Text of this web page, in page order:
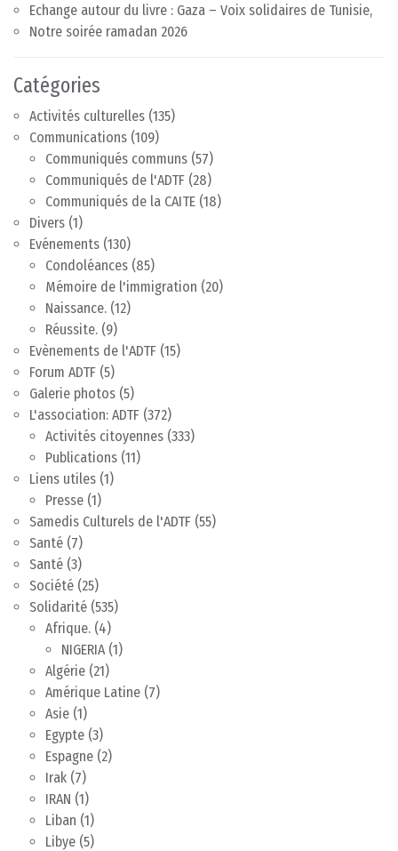
Echange autour du livre : Gaza – Voix solidaires de Tunisie,
Notre soirée ramadan 2026
Catégories
Activités culturelles (135)
Communications (109)
Communiqués communs (57)
Communiqués de l'ADTF (28)
Communiqués de la CAITE (18)
Divers (1)
Evénements (130)
Condoléances (85)
Mémoire de l'immigration (20)
Naissance. (12)
Réussite. (9)
Evènements de l'ADTF (15)
Forum ADTF (5)
Galerie photos (5)
L'association: ADTF (372)
Activités citoyennes (333)
Publications (11)
Liens utiles (1)
Presse (1)
Samedis Culturels de l'ADTF (55)
Santé (7)
Santé (3)
Société (25)
Solidarité (535)
Afrique. (4)
NIGERIA(1)
Algérie (21)
Amérique Latine (7)
Asie (1)
Egypte (3)
Espagne (2)
Irak (7)
IRAN (1)
Liban (1)
Libye (5)